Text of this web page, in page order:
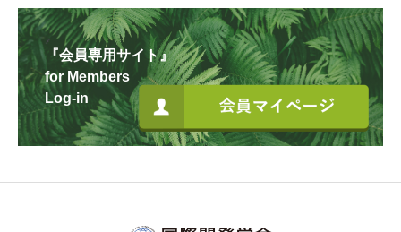
『会員専用サイト』
for Members
Log-in